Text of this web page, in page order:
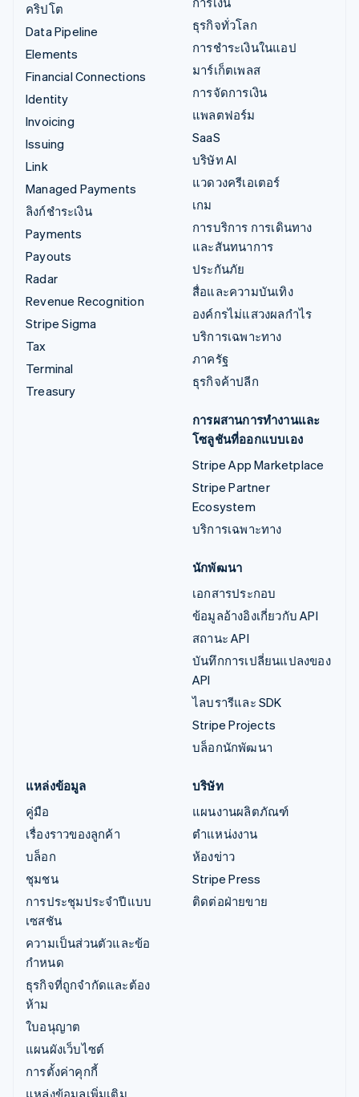
คริปโต
Data Pipeline
Elements
Financial Connections
Identity
Invoicing
Issuing
Link
Managed Payments
ลิงก์ชำระเงิน
Payments
Payouts
Radar
Revenue Recognition
Stripe Sigma
Tax
Terminal
Treasury
ธุรกิจทั่วโลก
การชำระเงินในแอป
มาร์เก็ตเพลส
การจัดการเงิน
แพลตฟอร์ม
SaaS
บริษัท AI
แวดวงครีเอเตอร์
เกม
การบริการ การเดินทาง
และสันทนาการ
ประกันภัย
สื่อและความบันเทิง
องค์กรไม่แสวงผลกำไร
บริการเฉพาะทาง
ภาครัฐ
ธุรกิจค้าปลีก
การผสานการทำงานและ
โซลูชันที่ออกแบบเอง
Stripe App Marketplace
Stripe Partner
Ecosystem
บริการเฉพาะทาง
นักพัฒนา
เอกสารประกอบ
ข้อมูลอ้างอิงเกี่ยวกับ API
สถานะ API
บันทึกการเปลี่ยนแปลงของ
API
ไลบรารีและ SDK
Stripe Projects
บล็อกนักพัฒนา
แหล่งข้อมูล
คู่มือ
เรื่องราวของลูกค้า
บล็อก
ชุมชน
การประชุมประจำปีแบบ
เซสชัน
ความเป็นส่วนตัวและข้อ
กำหนด
ธุรกิจที่ถูกจำกัดและต้อง
ห้าม
ใบอนุญาต
แผนผังเว็บไซต์
การตั้งค่าคุกกี้
แหล่งข้อมูลเพิ่มเติม
บริษัท
แผนงานผลิตภัณฑ์
ตำแหน่งงาน
ห้องข่าว
Stripe Press
ติดต่อฝ่ายขาย